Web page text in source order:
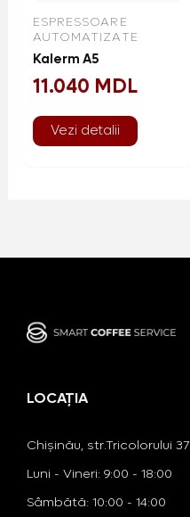
ESPRESSOARE
AUTOMATIZATE
Kalerm A5
11.040 MDL
Vezi detalii
LOCAȚIA
Chișinău, str.Tricolorului 37
Luni - Vineri: 9:00 - 18:00
​​Sâmbătă: 10:00 - 14:00